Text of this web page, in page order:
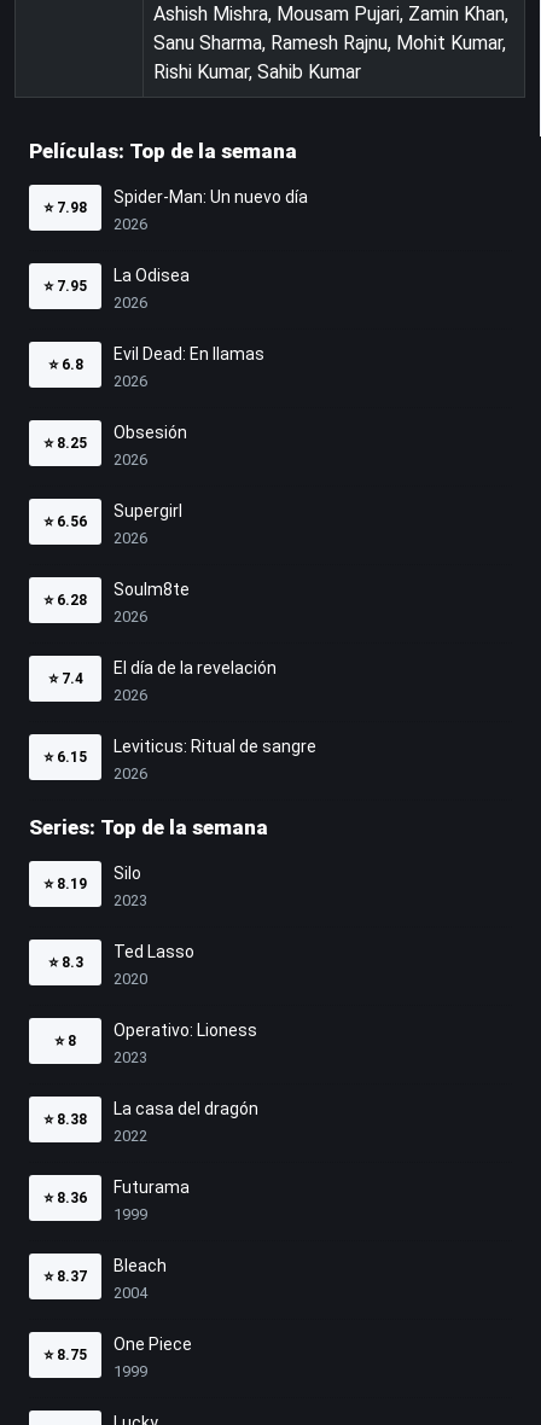
Ashish Mishra, Mousam Pujari, Zamin Khan,
Sanu Sharma, Ramesh Rajnu, Mohit Kumar,
Rishi Kumar, Sahib Kumar
Películas: Top de la semana
⭐ 7.98
Spider-Man: Un nuevo día
2026
⭐ 7.95
La Odisea
2026
⭐ 6.8
Evil Dead: En llamas
2026
⭐ 8.25
Obsesión
2026
⭐ 6.56
Supergirl
2026
⭐ 6.28
Soulm8te
2026
⭐ 7.4
El día de la revelación
2026
⭐ 6.15
Leviticus: Ritual de sangre
2026
Series: Top de la semana
⭐ 8.19
Silo
2023
⭐ 8.3
Ted Lasso
2020
⭐ 8
Operativo: Lioness
2023
⭐ 8.38
La casa del dragón
2022
⭐ 8.36
Futurama
1999
⭐ 8.37
Bleach
2004
⭐ 8.75
One Piece
1999